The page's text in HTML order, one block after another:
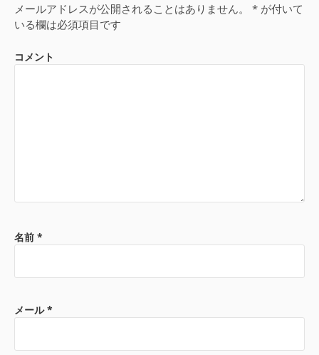
メールアドレスが公開されることはありません。 * が付いて
いる欄は必須項目です
コメント
名前 *
メール*